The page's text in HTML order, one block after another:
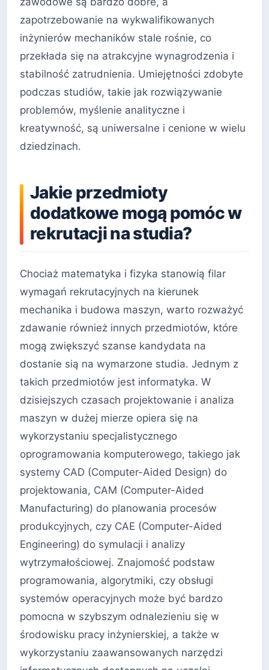
zapotrzebowanie na wykwalifikowanych
inżynierów mechaników stale rośnie, co
przekłada się na atrakcyjne wynagrodzenia i
stabilność zatrudnienia. Umiejętności zdobyte
podczas studiów, takie jak rozwiązywanie
problemów, myślenie analityczne i
kreatywność, są uniwersalne i cenione w wielu
dziedzinach.
Jakie przedmioty
dodatkowe mogą pomóc w
rekrutacji na studia?
Chociaż matematyka i fizyka stanowią filar
wymagań rekrutacyjnych na kierunek
mechanika i budowa maszyn, warto rozważyć
zdawanie również innych przedmiotów, które
mogą zwiększyć szanse kandydata na
dostanie sią na wymarzone studia. Jednym z
takich przedmiotów jest informatyka. W
dzisiejszych czasach projektowanie i analiza
maszyn w dużej mierze opiera się na
wykorzystaniu specjalistycznego
oprogramowania komputerowego, takiego jak
systemy CAD (Computer-Aided Design) do
projektowania, CAM (Computer-Aided
Manufacturing) do planowania procesów
produkcyjnych, czy CAE (Computer-Aided
Engineering) do symulacji i analizy
wytrzymałościowej. Znajomość podstaw
programowania, algorytmiki, czy obsługi
systemów operacyjnych może być bardzo
pomocna w szybszym odnalezieniu się w
środowisku pracy inżynierskiej, a także w
wykorzystaniu zaawansowanych narzędzi